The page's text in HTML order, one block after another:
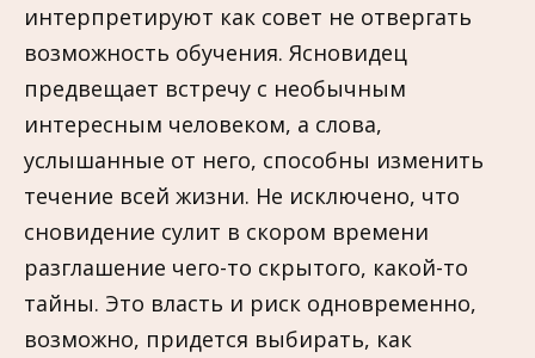
интерпретируют как совет не отвергать
возможность обучения. Ясновидец
предвещает встречу с необычным
интересным человеком, а слова,
услышанные от него, способны изменить
течение всей жизни. Не исключено, что
сновидение сулит в скором времени
разглашение чего-то скрытого, какой-то
тайны. Это власть и риск одновременно,
возможно, придется выбирать, как